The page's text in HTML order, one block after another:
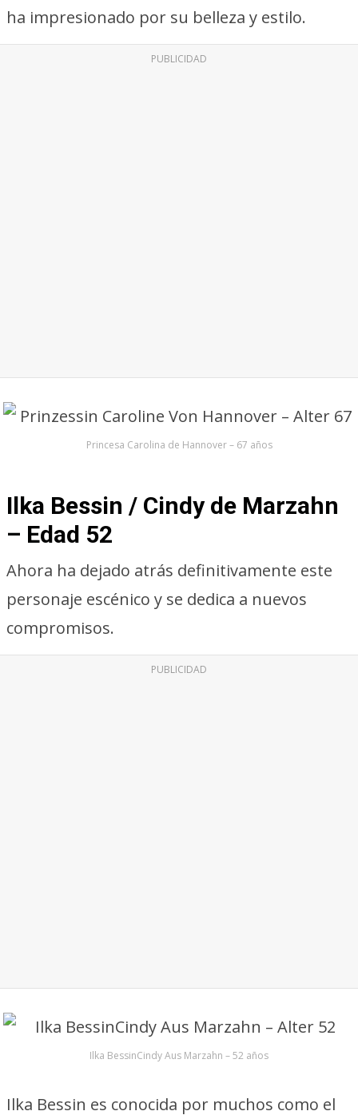
ha impresionado por su belleza y estilo.
PUBLICIDAD
Princesa Carolina de Hannover – 67 años
Ilka Bessin / Cindy de Marzahn
– Edad 52
Ahora ha dejado atrás definitivamente este
personaje escénico y se dedica a nuevos
compromisos.
PUBLICIDAD
Ilka BessinCindy Aus Marzahn – 52 años
Ilka Bessin es conocida por muchos como el